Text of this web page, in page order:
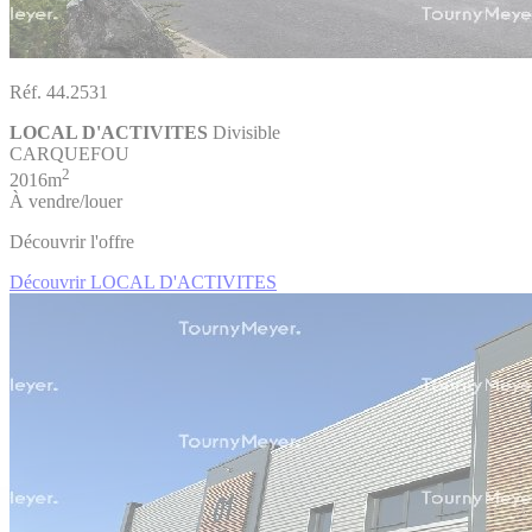
Réf. 44.2531
LOCAL D'ACTIVITES Divisible
CARQUEFOU
2016m2
À vendre/louer
Découvrir l'offre
Découvrir LOCAL D'ACTIVITES